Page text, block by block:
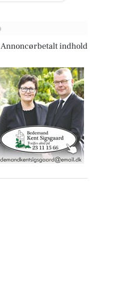
Annoncørbetalt indhold